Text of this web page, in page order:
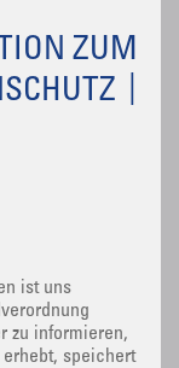
ZUM
ist uns
zu informieren,
speichert